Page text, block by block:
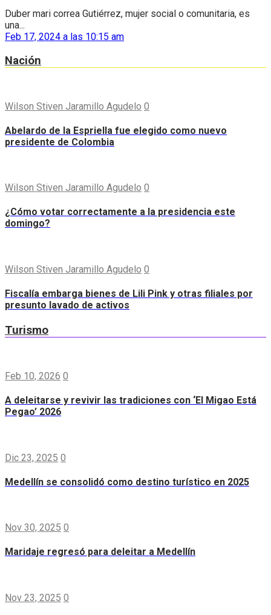
Duber mari correa Gutiérrez, mujer social o comunitaria, es
una...
Feb 17, 2024 a las 10:15 am
Nación
Wilson Stiven Jaramillo Agudelo 0
Abelardo de la Espriella fue elegido como nuevo
presidente de Colombia
Wilson Stiven Jaramillo Agudelo 0
¿Cómo votar correctamente a la presidencia este
domingo?
Wilson Stiven Jaramillo Agudelo 0
Fiscalía embarga bienes de Lili Pink y otras filiales por
presunto lavado de activos
Turismo
Feb 10, 2026 0
A deleitarse y revivir las tradiciones con ‘El Migao Está
Pegao’ 2026
Dic 23, 2025 0
Medellín se consolidó como destino turístico en 2025
Nov 30, 2025 0
Maridaje regresó para deleitar a Medellín
Nov 23, 2025 0